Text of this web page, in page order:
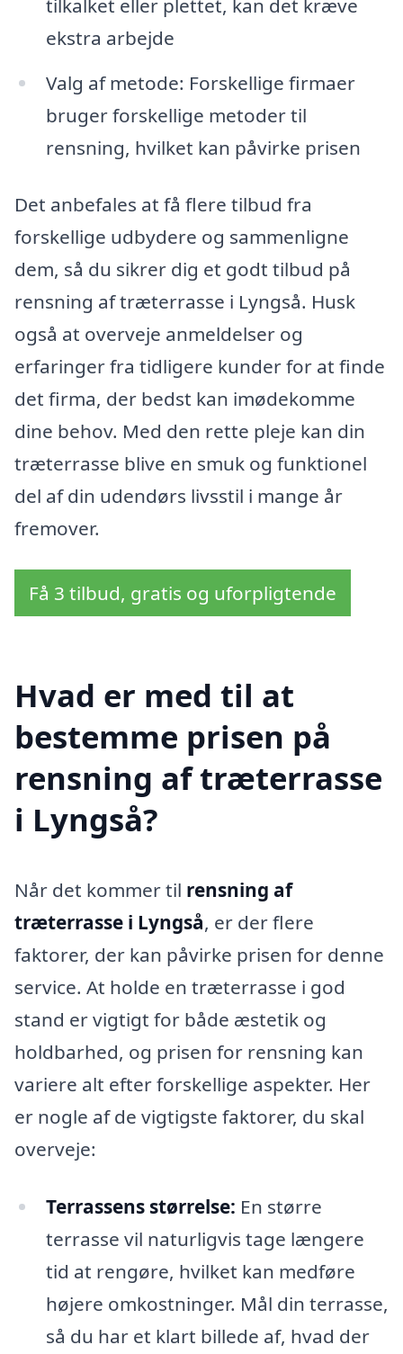
tilkalket eller plettet, kan det kræve
ekstra arbejde
Valg af metode: Forskellige firmaer
bruger forskellige metoder til
rensning, hvilket kan påvirke prisen
Det anbefales at få flere tilbud fra
forskellige udbydere og sammenligne
dem, så du sikrer dig et godt tilbud på
rensning af træterrasse i Lyngså. Husk
også at overveje anmeldelser og
erfaringer fra tidligere kunder for at finde
det firma, der bedst kan imødekomme
dine behov. Med den rette pleje kan din
træterrasse blive en smuk og funktionel
del af din udendørs livsstil i mange år
fremover.
Få 3 tilbud, gratis og uforpligtende
Hvad er med til at
bestemme prisen på
rensning af træterrasse
i Lyngså?
Når det kommer til rensning af
træterrasse i Lyngså, er der flere
faktorer, der kan påvirke prisen for denne
service. At holde en træterrasse i god
stand er vigtigt for både æstetik og
holdbarhed, og prisen for rensning kan
variere alt efter forskellige aspekter. Her
er nogle af de vigtigste faktorer, du skal
overveje:
Terrassens størrelse: En større
terrasse vil naturligvis tage længere
tid at rengøre, hvilket kan medføre
højere omkostninger. Mål din terrasse,
så du har et klart billede af, hvad der